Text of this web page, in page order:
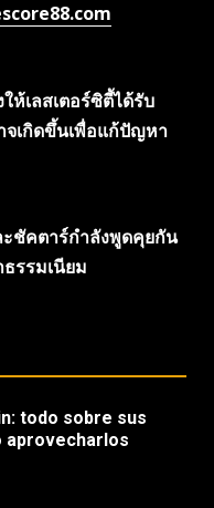
ห้เลสเตอร์ซิตี้ได้รับ
จเกิดขึ้นเพื่อแก้ปัญหา
ะชัคตาร์กําลังพูดคุยกัน
รรมเนียม
todo sobre sus
aprovecharlos